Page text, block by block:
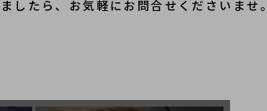
したら、お気軽にお問合せくださいませ。